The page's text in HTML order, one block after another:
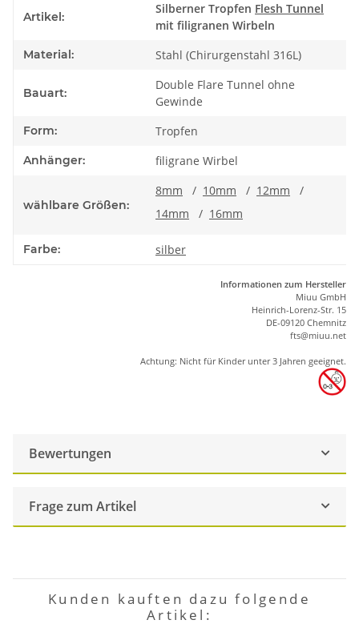
Artikel:
Silberner Tropfen Flesh Tunnel
mit filigranen Wirbeln
Material: Stahl (Chirurgenstahl 316L)
Bauart:
Double Flare Tunnel ohne
Gewinde
Form: Tropfen
Anhänger: filigrane Wirbel
wählbare Größen:
8mm / 10mm / 12mm
/
14mm
/ 16mm
Farbe: silber
Informationen zum Hersteller
Miuu GmbH
Heinrich-Lorenz-Str. 15
DE-09120 Chemnitz
fts@miuu.net
Achtung: Nicht für Kinder unter 3 Jahren geeignet.
Bewertungen
Frage zum Artikel
Kunden kauften dazu folgende
Artikel: